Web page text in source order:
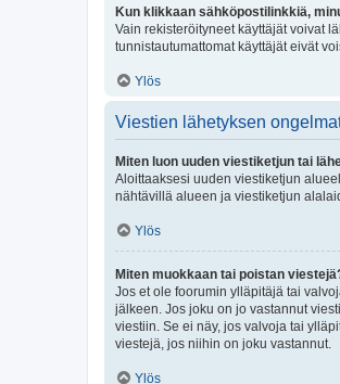
Kun klikkaan sähköpostilinkkiä,
Vain rekisteröityneet käyttäjät voivat
tunnistautumattomat käyttäjät eivät
Ylös
Viestien lähetyksen
Miten luon uuden viestiketjun tai
Aloittaaksesi uuden viestiketjun
nähtävillä alueen ja viestiketjun
Ylös
Miten muokkaan tai poistan
Jos et ole foorumin ylläpitäjä tai
jälkeen. Jos joku on jo vastannut
viestiin. Se ei näy, jos valvoja tai
viestejä, jos niihin on joku vastannut.
Ylös